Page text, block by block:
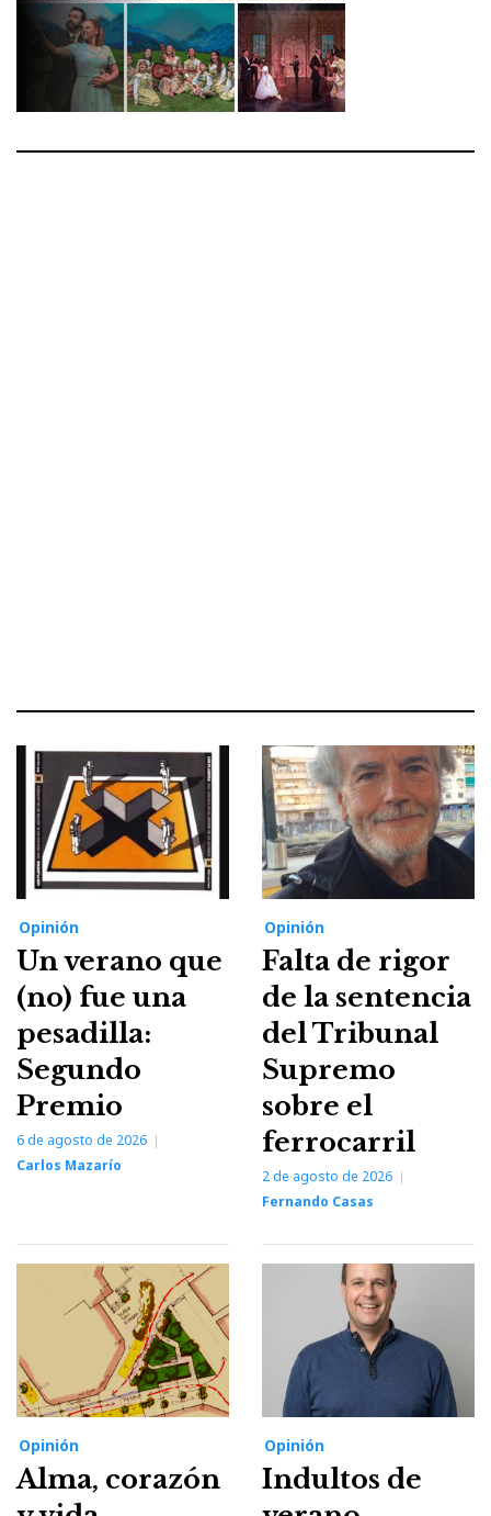
Opinión
Un verano que
(no) fue una
pesadilla:
Segundo
Premio
6 de agosto de 2026
Carlos Mazarío
Opinión
Falta de rigor
de la sentencia
del Tribunal
Supremo
sobre el
ferrocarril
2 de agosto de 2026
Fernando Casas
Opinión
Alma, corazón
Opinión
Indultos de